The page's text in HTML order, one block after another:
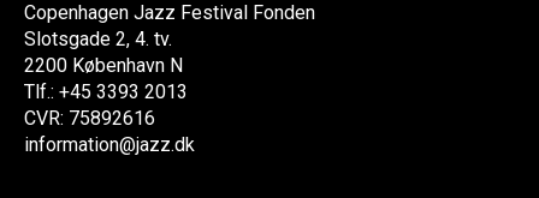
Copenhagen Jazz Festival Fonden
Slotsgade 2, 4. tv.
2200 København N
Tlf.: +45 3393 2013
CVR: 75892616
information@jazz.dk